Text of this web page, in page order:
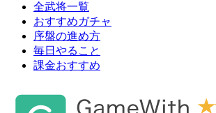
全武将一覧
おすすめガチャ
序盤の進め方
毎日やること
課金おすすめ